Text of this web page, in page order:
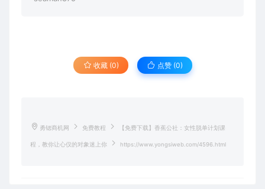
收藏 (0) 点赞 (0)
勇锶商机网 免费教程 【免费下载】香蕉公社：女性脱单计划课
程，教你让心仪的对象迷上你 https://www.yongsiweb.com/4596.html